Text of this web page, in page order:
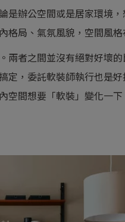
辦公空間或是居家環境
格局、氣氛風貌，空間風格
者之間並沒有絕對好壞
，委託軟裝師執行也是
間想要「軟裝」變化一